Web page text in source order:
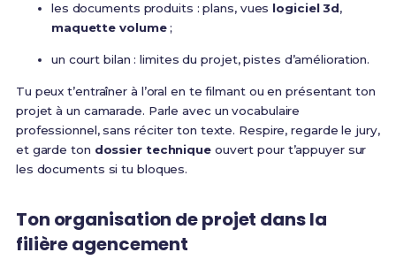
les documents produits : plans, vues logiciel 3d,
maquette volume;
un court bilan : limites du projet, pistes d’amélioration.
Tu peux t’entraîner à l’oral en te filmant ou en présentant ton
projet à un camarade. Parle avec un vocabulaire
professionnel, sans réciter ton texte. Respire, regarde le jury,
et garde ton dossier techniqueouvert pour t’appuyer sur
les documents si tu bloques.
Ton organisation de projet dans la
filière agencement